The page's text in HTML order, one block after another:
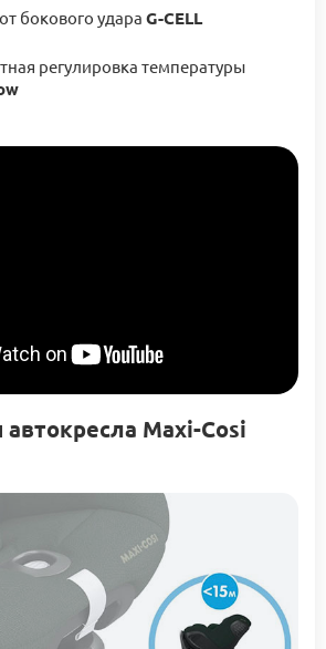
бокового удара G-CELL
регулировка температуры
Maxi-Cosi